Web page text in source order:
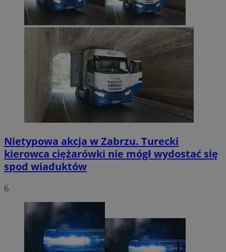
Nietypowa akcja w Zabrzu. Turecki
kierowca ciężarówki nie mógł wydostać się
spod wiaduktów
6